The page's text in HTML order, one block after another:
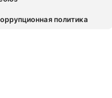
политика